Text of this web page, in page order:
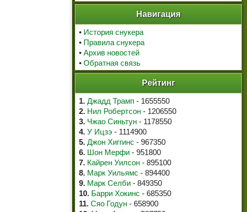
Навигация
• История снукера
• Правила снукера
• Архив новостей
• Обратная связь
Рейтинг
1. Джадд Трамп - 1655550
2. Нил Робертсон - 1206550
3. Чжао Синьтун - 1178550
4. У Ицзэ - 1114900
5. Джон Хиггинс - 967350
6. Шон Мерфи - 951800
7. Кайрен Уилсон - 895100
8. Марк Уильямс - 894400
9. Марк Селби - 849350
10. Барри Хокинс - 685350
11. Сяо Годун - 658900